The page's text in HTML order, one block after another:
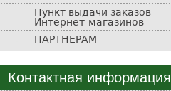
Пункт выдачи заказов
Интернет-магазинов
ПАРТНЕРАМ
Контактная информация